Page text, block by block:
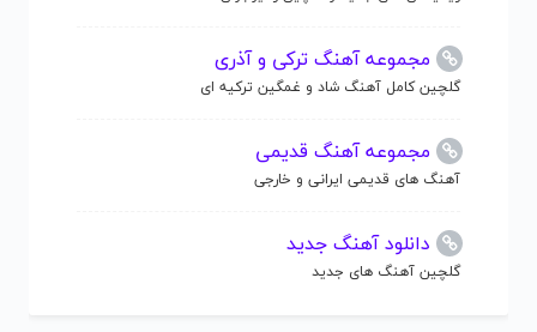
مجموعه آهنگ ترکی و آذری
گلچین کامل آهنگ شاد و غمگین ترکیه ای
مجموعه آهنگ قدیمی
آهنگ های قدیمی ایرانی و خارجی
دانلود آهنگ جدید
گلچین آهنگ های جدید